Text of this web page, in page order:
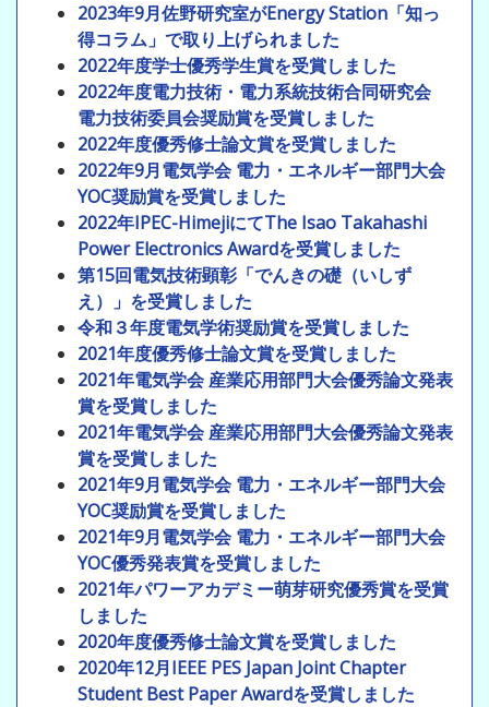
2023年9月佐野研究室がEnergy Station「知っ
得コラム」で取り上げられました
2022年度学士優秀学生賞を受賞しました
2022年度電力技術・電力系統技術合同研究会
電力技術委員会奨励賞を受賞しました
2022年度優秀修士論文賞を受賞しました
2022年9月電気学会 電力・エネルギー部門大会
YOC奨励賞を受賞しました
2022年IPEC-HimejiにてThe Isao Takahashi
Power Electronics Awardを受賞しました
第15回電気技術顕彰「でんきの礎（いしず
え）」を受賞しました
令和３年度電気学術奨励賞を受賞しました
2021年度優秀修士論文賞を受賞しました
2021年電気学会 産業応用部門大会優秀論文発表
賞を受賞しました
2021年電気学会 産業応用部門大会優秀論文発表
賞を受賞しました
2021年9月電気学会 電力・エネルギー部門大会
YOC奨励賞を受賞しました
2021年9月電気学会 電力・エネルギー部門大会
YOC優秀発表賞を受賞しました
2021年パワーアカデミー萌芽研究優秀賞を受賞
しました
2020年度優秀修士論文賞を受賞しました
2020年12月IEEE PES Japan Joint Chapter
Student Best Paper Awardを受賞しました